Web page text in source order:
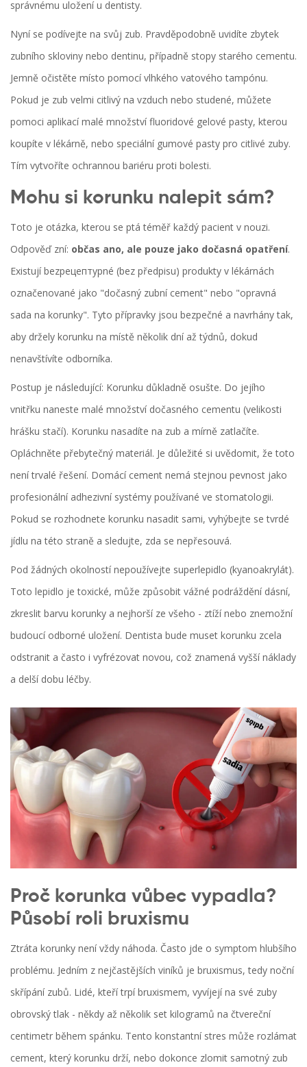
správnému uložení u dentisty.
Nyní se podívejte na svůj zub. Pravděpodobně uvidíte zbytek
zubního skloviny nebo dentinu, případně stopy starého cementu.
Jemně očistěte místo pomocí vlhkého vatového tampónu.
Pokud je zub velmi citlivý na vzduch nebo studené, můžete
pomoci aplikací malé množství fluoridové gelové pasty, kterou
koupíte v lékárně, nebo speciální gumové pasty pro citlivé zuby.
Tím vytvoříte ochrannou bariéru proti bolesti.
Mohu si korunku nalepit sám?
Toto je otázka, kterou se ptá téměř každý pacient v nouzi.
Odpověď zní: občas ano, ale pouze jako dočasná opatření.
Existují bezрецептурné (bez předpisu) produkty v lékárnách
označenované jako "dočasný zubní cement" nebo "opravná
sada na korunky". Tyto přípravky jsou bezpečné a navrhány tak,
aby držely korunku na místě několik dní až týdnů, dokud
nenavštívíte odborníka.
Postup je následující: Korunku důkladně osušte. Do jejího
vnitřku naneste malé množství dočasného cementu (velikosti
hrášku stačí). Korunku nasadíte na zub a mírně zatlačíte.
Opláchněte přebytečný materiál. Je důležité si uvědomit, že toto
není trvalé řešení. Domácí cement nemá stejnou pevnost jako
profesionální adhezivní systémy používané ve stomatologii.
Pokud se rozhodnete korunku nasadit sami, vyhýbejte se tvrdé
jídlu na této straně a sledujte, zda se nepřesouvá.
Pod žádných okolností nepoužívejte superlepidlo (kyanoakrylát).
Toto lepidlo je toxické, může způsobit vážné podráždění dásní,
zkreslit barvu korunky a nejhorší ze všeho - ztíží nebo znemožní
budoucí odborné uložení. Dentista bude muset korunku zcela
odstranit a často i vyfrézovat novou, což znamená vyšší náklady
a delší dobu léčby.
Proč korunka vůbec vypadla?
Působí roli bruxismu
Ztráta korunky není vždy náhoda. Často jde o symptom hlubšího
problému. Jedním z nejčastějších viníků je bruxismus, tedy noční
skřípání zubů. Lidé, kteří trpí bruxismem, vyvíjejí na své zuby
obrovský tlak - někdy až několik set kilogramů na čtvereční
centimetr během spánku. Tento konstantní stres může rozlámat
cement, který korunku drží, nebo dokonce zlomit samotný zub